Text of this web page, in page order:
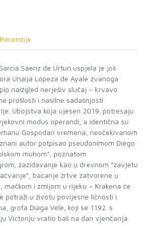
Recenzije
Sáenz de Urturi uspjela je još
Unaija Lópeza de Ayale zvanoga
naizgled nerješiv slučaj – krvavo
prošlosti i nasilne sadašnjosti
Ubojstva koja ujesen 2019. potresaju
modus operandi, a identična su
Gospodari vremena, neočekivanom
autor potpisao pseudonimom Diego
muhom”, poznatom
zazidavanje kao u drevnom “zavjetu
bacanje žrtve zatvorene u
mačkom i zmijom u rijeku – Krakena će
potraži u životu povijesne ličnosti i
grofa Diaga Vele, koji se 1192. s
Victoriju vratio baš na dan vjenčanja